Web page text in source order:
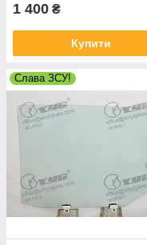
1 400 ₴
Купити
Слава ЗСУ!